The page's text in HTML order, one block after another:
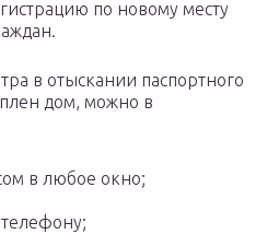
по новому месту
в отыскании паспортного
дом, можно в
в любое окно;